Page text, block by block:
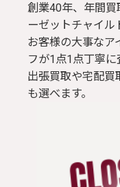
創業40年、年間
ーゼットチャイル
お客様の大事なア
フが1点1点丁寧に
出張買取や宅配買
も選べます。